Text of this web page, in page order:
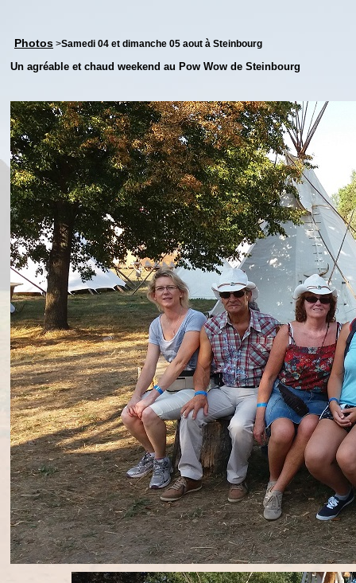
Photos >Samedi 04 et dimanche 05 aout à Steinbourg
Un agréable et chaud weekend au Pow Wow de Steinbourg